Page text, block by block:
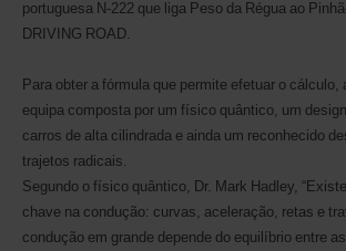
portuguesa N-222 que liga Peso da Régua ao
DRIVING ROAD.
Para obter a fórmula que permite efetuar o
equipa composta por um físico quântico, um
carros de alta cilindrada e ainda um reconhecido
trajetos radicais.
Segundo o físico quântico, Dr. Mark Hadley,
chave na condução: curvas, aceleração, retas e
condução em grande depende do equilíbrio entre